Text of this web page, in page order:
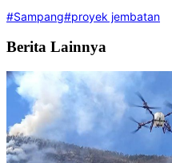
#Sampang#proyek jembatan
Berita Lainnya